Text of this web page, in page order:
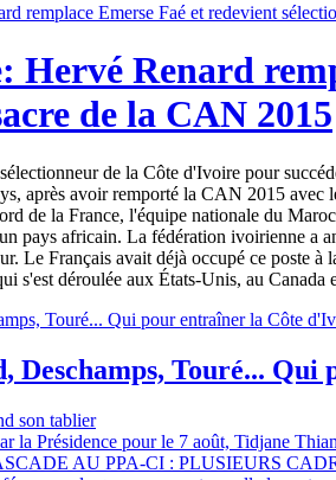
Renard
de la CAN 2015
de la Côte d'Ivoire pour
après avoir remporté la CAN 2015
de la France, l'équipe nationale du
pays africain. La fédération ivoirienne a
Le Français avait déjà occupé ce poste
s'est déroulée aux États-Unis, au
Deschamps, Touré...
son tablier
la Présidence pour le 7 août, Tidjane
AU PPA-CI : PLUSIEURS